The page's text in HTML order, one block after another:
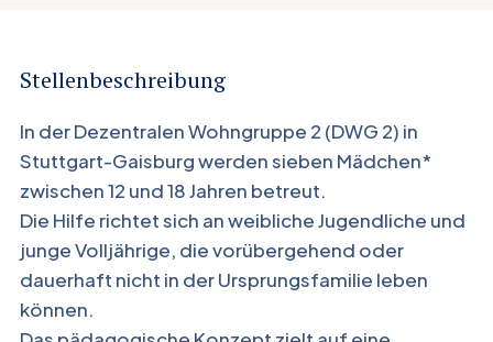
Stellenbeschreibung
In der Dezentralen Wohngruppe 2 (DWG 2) in
Stuttgart-Gaisburg werden sieben Mädchen*
zwischen 12 und 18 Jahren betreut.
Die Hilfe richtet sich an weibliche Jugendliche und
junge Volljährige, die vorübergehend oder
dauerhaft nicht in der Ursprungsfamilie leben
können.